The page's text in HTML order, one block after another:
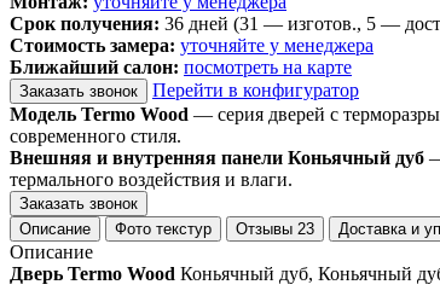
Срок получения: 36 дней (31 — изготов., 5 —
Стоимость замера: уточняйте у менеджера
Ближайший салон: посмотреть на карте
Заказать звонок
Перейти в конфигуратор
Модель Termo Wood — серия дверей с
современного стиля.
Внешняя и внутренняя панели Коньячный дуб
термального воздействия и влаги.
Заказать звонок
Описание
Фото текстур Отзывы 23 Доставка и
Описание
Дверь Termo Wood Коньячный дуб, Коньячный